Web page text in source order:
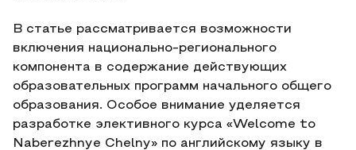
В статье рассматривается возможности
включения национально-регионального
компонента в содержание действующих
образовательных программ начального общего
образования. Особое внимание уделяется
разработке элективного курса «Welcome to
Naberezhnye Chelny» по английскому языку в